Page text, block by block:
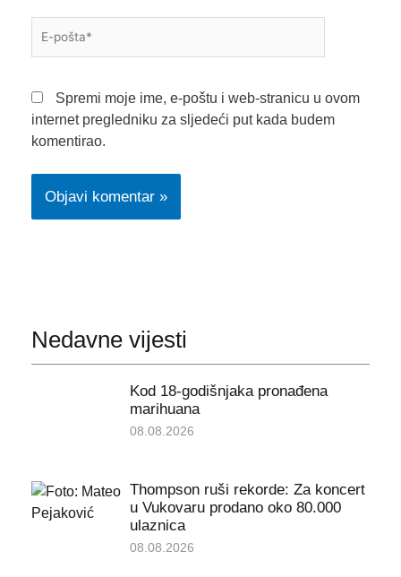
pošta*
Spremi moje ime, e-poštu i web-stranicu u ovom
internet pregledniku za sljedeći put kada budem
komentirao.
Nedavne vijesti
Kod 18-godišnjaka pronađena
marihuana
08.08.2026
Thompson ruši rekorde: Za koncert
u Vukovaru prodano oko 80.000
ulaznica
08.08.2026